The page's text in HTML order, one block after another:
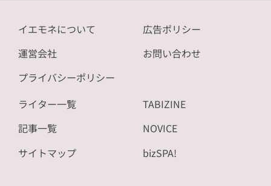
イエモネについて
運営会社
プライバシーポリシー
広告ポリシー
お問い合わせ
ライター一覧
記事一覧
サイトマップ
TABIZINE
NOVICE
bizSPA!